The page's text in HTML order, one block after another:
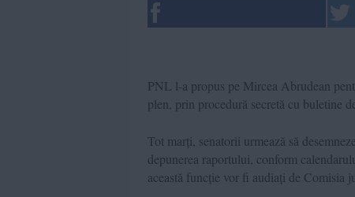
PNL l-a propus pe Mircea Abrudean
plen, prin procedură secretă cu buletine
Tot marți, senatorii urmează să
depunerea raportului, conform
această funcție vor fi audiați de Comisia